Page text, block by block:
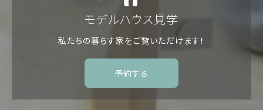
モデルハウス見学
私たちの暮らす家をご覧いただけます！
予約する